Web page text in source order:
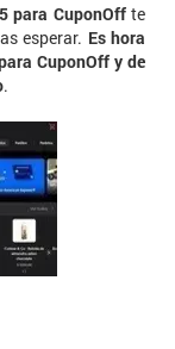
para CuponOffte
esperar. Es hora
CuponOff y de
.